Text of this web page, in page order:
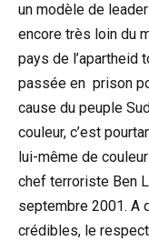
un modèle de
encore très loin du
pays de l’apartheid
passée en prison
cause du peuple
couleur, c’est
lui-même de
chef terroriste Ben
septembre 2001. A
crédibles, le